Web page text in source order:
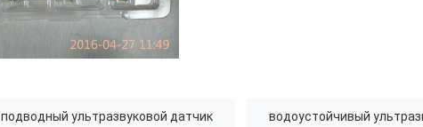
подводный ультразвуковой датчик водоустойчивый